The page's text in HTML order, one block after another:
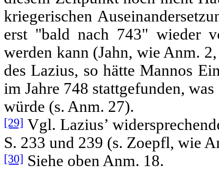
kriegerischen
erst "bald nach 743" wieder
werden kann (Jahn, wie Anm.
des Lazius, so hätte Mannos
im Jahre 748 stattgefunden,
würde (s. Anm. 27).
[29] Vgl. Lazius’
S. 233 und 239 (s. Zoepfl, wie
[30] Siehe oben Anm. 18.